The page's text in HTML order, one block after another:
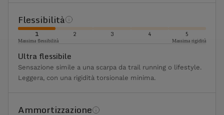
Flessibilità
1 2 3 4 5
Massima flessibilità Massima rigidità
Ultra flessibile
Sensazione simile a una scarpa da trail running o lifestyle.
Leggera, con una rigidità torsionale minima.
Ammortizzazione